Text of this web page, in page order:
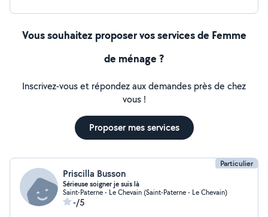
Vous souhaitez proposer vos services de Femme
de ménage ?
Inscrivez-vous et répondez aux demandes près de chez
vous !
Proposer mes services
Particulier
Priscilla Busson
Sérieuse soigner je suis là
Saint-Paterne - Le Chevain (Saint-Paterne - Le Chevain)
-/5